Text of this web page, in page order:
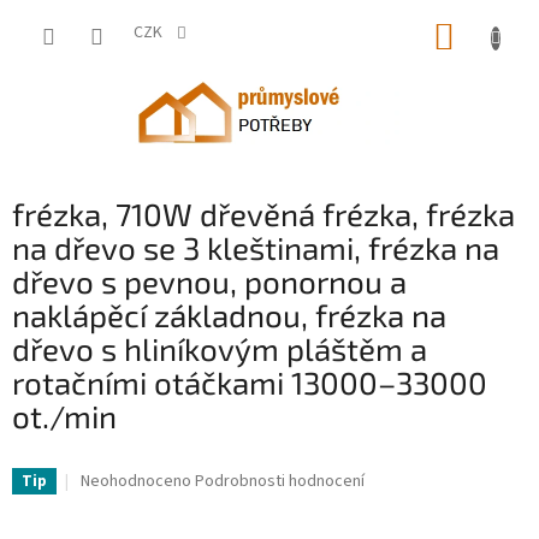
CZK
frézka, 710W dřevěná frézka, frézka
na dřevo se 3 kleštinami, frézka na
dřevo s pevnou, ponornou a
naklápěcí základnou, frézka na
dřevo s hliníkovým pláštěm a
rotačními otáčkami 13000–33000
ot./min
Tip
Průměrné
Neohodnoceno Podrobnosti hodnocení